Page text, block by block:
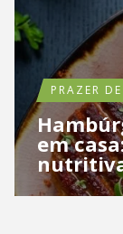
PRAZER
em